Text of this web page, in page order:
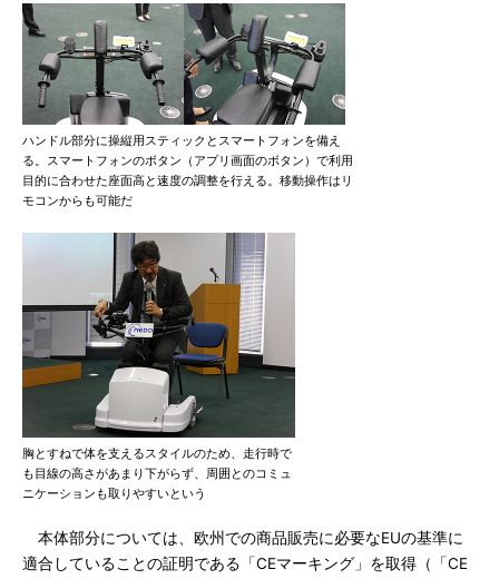
ハンドル部分に操縦用スティックとスマートフォンを備え
る。スマートフォンのボタン（アプリ画面のボタン）で利用
目的に合わせた座面高と速度の調整を行える。移動操作はリ
モコンからも可能だ
胸とすねで体を支えるスタイルのため、走行時で
も目線の高さがあまり下がらず、周囲とのコミュ
ニケーションも取りやすいという
本体部分については、欧州での商品販売に必要なEUの基準に
適合していることの証明である「CEマーキング」を取得（「CE